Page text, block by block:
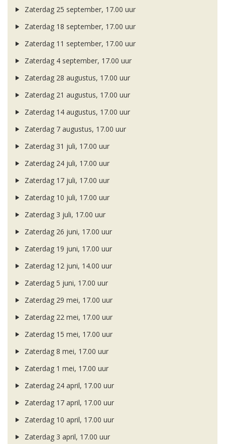
Zaterdag 25 september, 17.00 uur
Zaterdag 18 september, 17.00 uur
Zaterdag 11 september, 17.00 uur
Zaterdag 4 september, 17.00 uur
Zaterdag 28 augustus, 17.00 uur
Zaterdag 21 augustus, 17.00 uur
Zaterdag 14 augustus, 17.00 uur
Zaterdag 7 augustus, 17.00 uur
Zaterdag 31 juli, 17.00 uur
Zaterdag 24 juli, 17.00 uur
Zaterdag 17 juli, 17.00 uur
Zaterdag 10 juli, 17.00 uur
Zaterdag 3 juli, 17.00 uur
Zaterdag 26 juni, 17.00 uur
Zaterdag 19 juni, 17.00 uur
Zaterdag 12 juni, 14.00 uur
Zaterdag 5 juni, 17.00 uur
Zaterdag 29 mei, 17.00 uur
Zaterdag 22 mei, 17.00 uur
Zaterdag 15 mei, 17.00 uur
Zaterdag 8 mei, 17.00 uur
Zaterdag 1 mei, 17.00 uur
Zaterdag 24 april, 17.00 uur
Zaterdag 17 april, 17.00 uur
Zaterdag 10 april, 17.00 uur
Zaterdag 3 april, 17.00 uur